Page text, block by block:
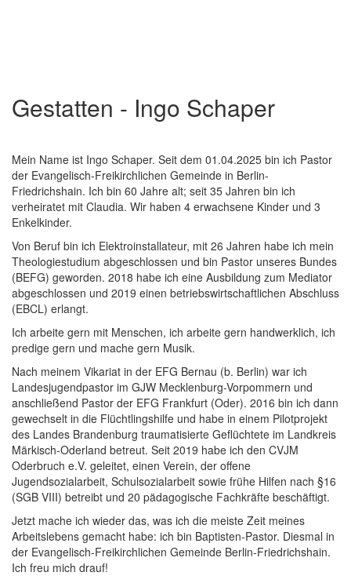
Gestatten - Ingo Schaper
Mein Name ist Ingo Schaper. Seit dem 01.04.2025 bin ich Pastor
der Evangelisch-Freikirchlichen Gemeinde in Berlin-
Friedrichshain. Ich bin 60 Jahre alt; seit 35 Jahren bin ich
verheiratet mit Claudia. Wir haben 4 erwachsene Kinder und 3
Enkelkinder.
Von Beruf bin ich Elektroinstallateur, mit 26 Jahren habe ich mein
Theologiestudium abgeschlossen und bin Pastor unseres Bundes
(BEFG) geworden. 2018 habe ich eine Ausbildung zum Mediator
abgeschlossen und 2019 einen betriebswirtschaftlichen Abschluss
(EBCL) erlangt.
Ich arbeite gern mit Menschen, ich arbeite gern handwerklich, ich
predige gern und mache gern Musik.
Nach meinem Vikariat in der EFG Bernau (b. Berlin) war ich
Landesjugendpastor im GJW Mecklenburg-Vorpommern und
anschließend Pastor der EFG Frankfurt (Oder). 2016 bin ich dann
gewechselt in die Flüchtlingshilfe und habe in einem Pilotprojekt
des Landes Brandenburg traumatisierte Geflüchtete im Landkreis
Märkisch-Oderland betreut. Seit 2019 habe ich den CVJM
Oderbruch e.V. geleitet, einen Verein, der offene
Jugendsozialarbeit, Schulsozialarbeit sowie frühe Hilfen nach §16
(SGB VIII) betreibt und 20 pädagogische Fachkräfte beschäftigt.
Jetzt mache ich wieder das, was ich die meiste Zeit meines
Arbeitslebens gemacht habe: ich bin Baptisten-Pastor. Diesmal in
der Evangelisch-Freikirchlichen Gemeinde Berlin-Friedrichshain.
Ich freu mich drauf!